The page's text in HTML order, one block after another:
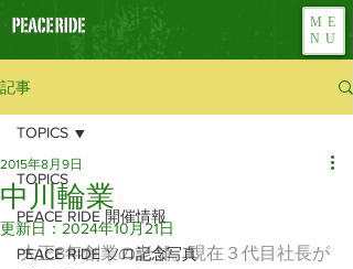
ME
NU
記事
TOPICS
PEACE RIDE 開催情報
PEACE RIDE ソロ記念写真
TOPICS
中川輪業
2015年8月9日
更新日： 2024年10月21日
大正8年創業の老舗。現在３代目社長が